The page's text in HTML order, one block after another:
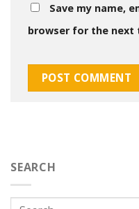
Save my name,
browser for the next
SEARCH